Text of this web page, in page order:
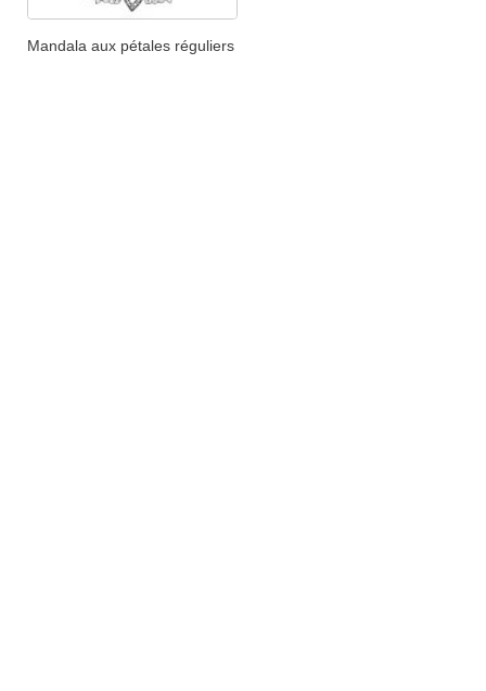
Mandala aux pétales réguliers